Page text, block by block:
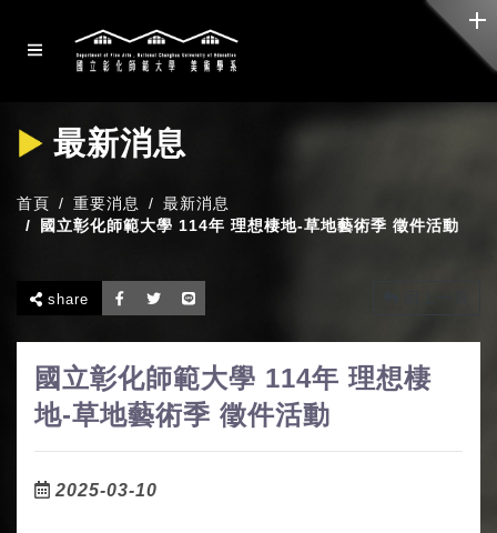
最新消息
首頁 重要消息
最新消息
國立彰化師範大學 114年 理想棲地-草地藝術季 徵件活動
share
國立彰化師範大學 114年 理想棲
地-草地藝術季 徵件活動
2025-03-10